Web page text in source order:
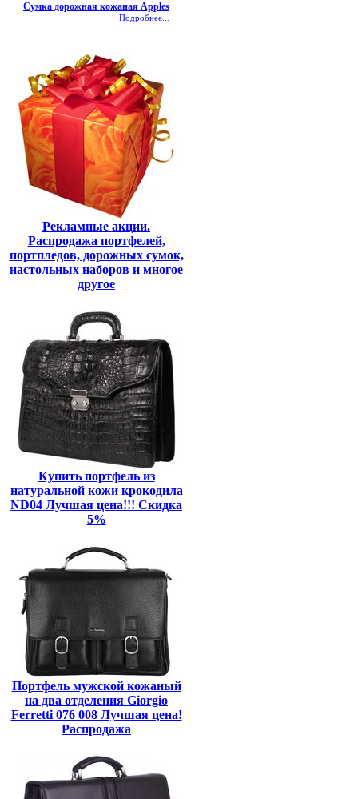
Сумка дорожная кожаная Apples
Подробнее...
Рекламные акции.
Распродажа портфелей,
портпледов, дорожных сумок,
настольных наборов и многое
другое
Купить портфель из
натуральной кожи крокодила
ND04 Лучшая цена!!! Скидка
5%
Портфель мужской кожаный
на два отделения Giorgio
Ferretti 076 008 Лучшая цена!
Распродажа